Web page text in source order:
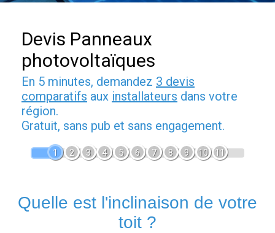
Devis Panneaux
photovoltaïques
En 5 minutes, demandez 3 devis
comparatifs aux installateurs dans votre
région.
Gratuit, sans pub et sans engagement.
1 2 3 4 5 6 7 8 9 10 11
Quelle est l'inclinaison de votre
toit ?